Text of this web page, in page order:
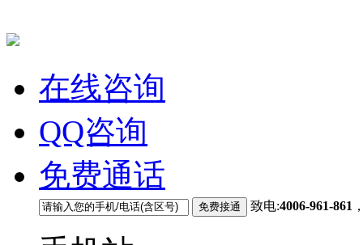
在线咨询
QQ咨询
免费通话
致电:4006-961-861